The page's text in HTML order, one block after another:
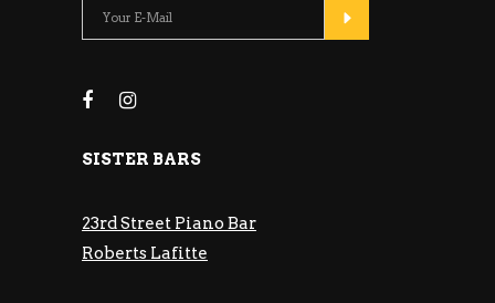
SISTER BARS
23rd Street Piano Bar
Roberts Lafitte